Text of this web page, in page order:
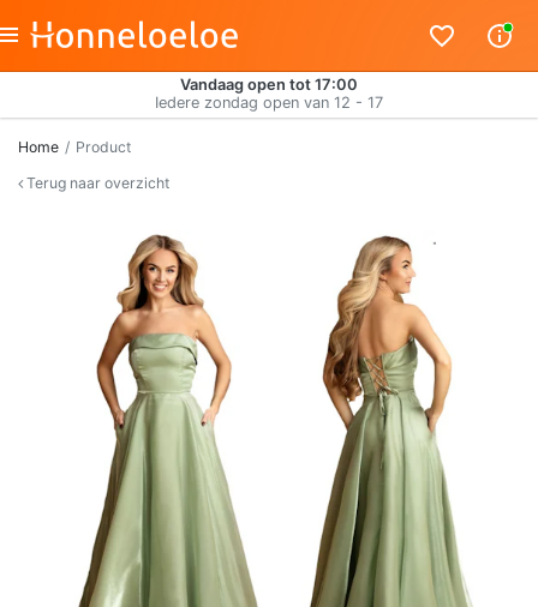
Vandaag open tot 17:00
Iedere zondag open van 12 - 17
Home
Product
Terug naar overzicht